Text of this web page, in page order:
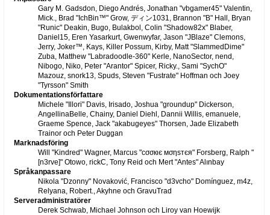
Gary M. Gadsdon, Diego Andrés, Jonathan "vbgamer45" Valentin,
Mick., Brad "IchBin™" Grow, ディン1031, Brannon "B" Hall, Bryan
"Runic" Deakin, Bugo, Bulakbol, Colin "Shadow82x" Blaber,
Daniel15, Eren Yasarkurt, Gwenwyfar, Jason "JBlaze" Clemons,
Jerry, Joker™, Kays, Killer Possum, Kirby, Matt "SlammedDime"
Zuba, Matthew "Labradoodle-360" Kerle, NanoSector, nend,
Nibogo, Niko, Peter "Arantor" Spicer, Ricky., Sami "SychO"
Mazouz, snork13, Spuds, Steven "Fustrate" Hoffman och Joey
"Tyrsson" Smith
Dokumentationsförfattare
Michele "Illori" Davis, Irisado, Joshua "groundup" Dickerson,
AngellinaBelle, Chainy, Daniel Diehl, Dannii Willis, emanuele,
Graeme Spence, Jack "akabugeyes" Thorsen, Jade Elizabeth
Trainor och Peter Duggan
Marknadsföring
Will "Kindred" Wagner, Marcus "cσσкιє мσηѕтєя" Forsberg, Ralph "
[n3rve]" Otowo, rickC, Tony Reid och Mert "Antes" Alınbay
Språkanpassare
Nikola "Dzonny" Novaković, Francisco "d3vcho" Domínguez, m4z,
Relyana, Robert., Akyhne och GravuTrad
Serveradministratörer
Derek Schwab, Michael Johnson och Liroy van Hoewijk